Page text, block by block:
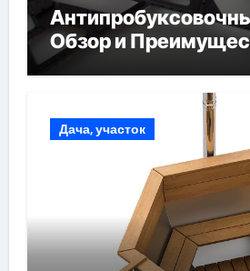
Обзор и
Дача, участок